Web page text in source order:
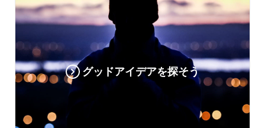
グッドアイデアを探そう